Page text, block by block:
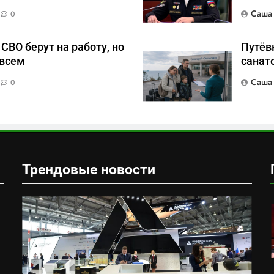
0
Саша
берут на работу, но
0
Саша
Трендовые новости